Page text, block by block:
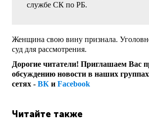
службе СК по РБ.
Женщина свою вину признала.
суд для рассмотрения.
Дорогие читатели! Приглашаем Вас
обсуждению новости в наших
сетях - ВК и Facebook
Читайте также